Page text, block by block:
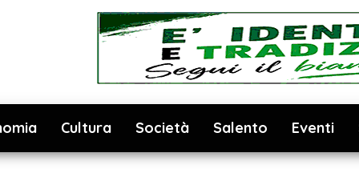
Cultura Società Salento Eventi